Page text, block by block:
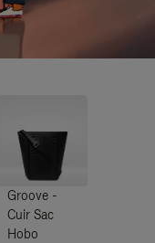
Groove -
Cuir Sac
Hobo